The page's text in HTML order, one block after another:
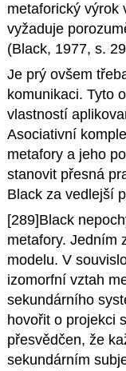
metaforický výrok
vyžaduje
(Black, 1977, s.
Je prý ovšem
komunikaci. Tyto
vlastností
Asociativní
metafory a jeho
stanovit přesná
Black za vedlejší
[289]Black
metafory. Jedním
modelu. V
izomorfní vztah
sekundárního
hovořit o projekci
přesvědčen, že
sekundárním